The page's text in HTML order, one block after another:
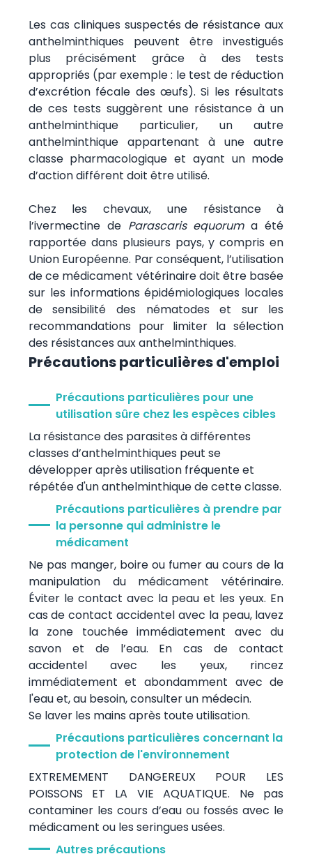
Les cas cliniques suspectés de résistance aux
anthelminthiques peuvent être investigués
plus précisément grâce à des tests
appropriés (par exemple : le test de réduction
d’excrétion fécale des œufs). Si les résultats
de ces tests suggèrent une résistance à un
anthelminthique particulier, un autre
anthelminthique appartenant à une autre
classe pharmacologique et ayant un mode
d’action différent doit être utilisé.
Chez les chevaux, une résistance à
l’ivermectine de Parascaris equoruma été
rapportée dans plusieurs pays, y compris en
Union Européenne. Par conséquent, l’utilisation
de ce médicament vétérinaire doit être basée
sur les informations épidémiologiques locales
de sensibilité des nématodes et sur les
recommandations pour limiter la sélection
des résistances aux anthelminthiques.
Précautions particulières d'emploi
Précautions particulières pour une
utilisation sûre chez les espèces cibles
La résistance des parasites à différentes
classes d’anthelminthiques peut se
développer après utilisation fréquente et
répétée d'un anthelminthique de cette classe.
Précautions particulières à prendre par
la personne qui administre le
médicament
Ne pas manger, boire ou fumer au cours de la
manipulation du médicament vétérinaire.
Éviter le contact avec la peau et les yeux. En
cas de contact accidentel avec la peau, lavez
la zone touchée immédiatement avec du
savon et de l’eau. En cas de contact
accidentel avec les yeux, rincez
immédiatement et abondamment avec de
l'eau et, au besoin, consulter un médecin.
Se laver les mains après toute utilisation.
Précautions particulières concernant la
protection de l'environnement
EXTREMEMENT DANGEREUX POUR LES
POISSONS ET LA VIE AQUATIQUE. Ne pas
contaminer les cours d’eau ou fossés avec le
médicament ou les seringues usées.
Autres précautions